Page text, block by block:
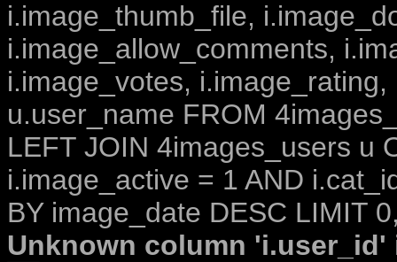
i.image_thumb_file,
i.image_allow_comments,
i.image_votes,
u.user_name FROM
LEFT JOIN 4images_users u
i.image_active = 1 AND
BY image_date DESC LIMIT
Unknown column